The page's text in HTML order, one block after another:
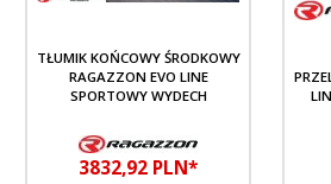
TŁUMIK KOŃCOWY ŚRODKOWY
RAGAZZON EVO LINE
SPORTOWY WYDECH
3832,92 PLN*